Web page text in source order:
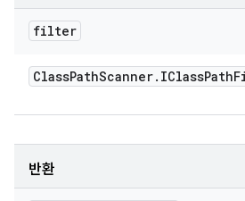
filter
ClassPathScanner. IClassPath
반환